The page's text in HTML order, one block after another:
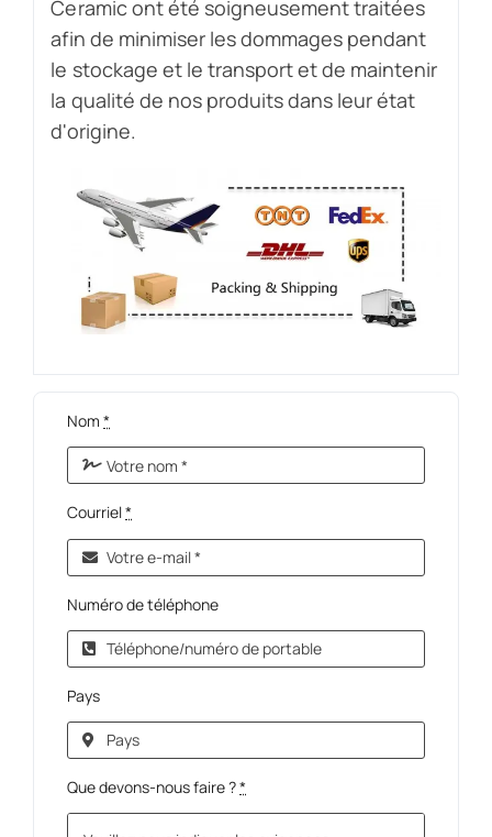
Ceramic ont été soigneusement traitées
afin de minimiser les dommages pendant
le stockage et le transport et de maintenir
la qualité de nos produits dans leur état
d'origine.
Nom *
Courriel*
Numéro de téléphone
Pays
Que devons-nous faire ?*